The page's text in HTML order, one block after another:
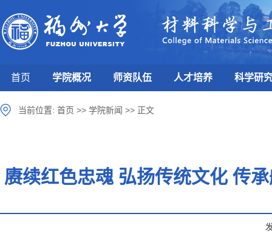
首页 学院概况 师资队伍 人才培养 科学研
当前位置: 首页 >> 学院新闻 >> 正文
赓续红色忠魂 弘扬传统文化 传